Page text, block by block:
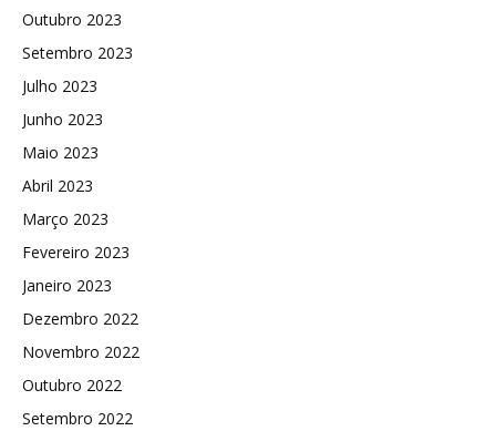
Outubro 2023
Setembro 2023
Julho 2023
Junho 2023
Maio 2023
Abril 2023
Março 2023
Fevereiro 2023
Janeiro 2023
Dezembro 2022
Novembro 2022
Outubro 2022
Setembro 2022